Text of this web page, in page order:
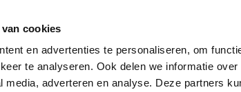
cookies
en advertenties te personaliseren, om
te analyseren. Ook delen we informatie
media, adverteren en analyse. Deze partners
BATTERIJEN®